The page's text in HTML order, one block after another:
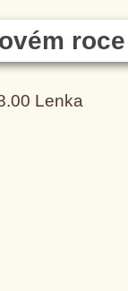
roce
Lenka